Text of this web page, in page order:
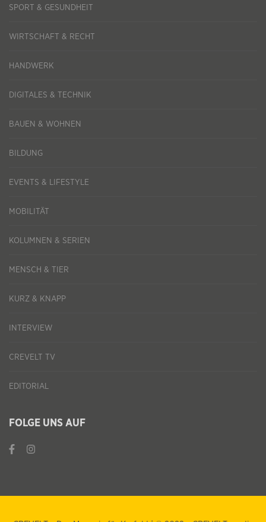
SPORT & GESUNDHEIT
WIRTSCHAFT & RECHT
HANDWERK
DIGITALES & TECHNIK
BAUEN & WOHNEN
BILDUNG
EVENTS & LIFESTYLE
MOBILITÄT
KOLUMNEN & SERIEN
MENSCH & TIER
KURZ & KNAPP
INTERVIEW
CREVELT TV
EDITORIAL
FOLGE UNS AUF